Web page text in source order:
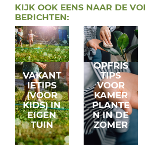
KIJK OOK EENS NAAR DE
BERICHTEN:
VAKANT
IETIPS
(VOOR
KIDS) IN
EIGEN
TUIN
OPFRIS
TIPS
VOOR
KAMER
PLANTE
N IN DE
ZOMER